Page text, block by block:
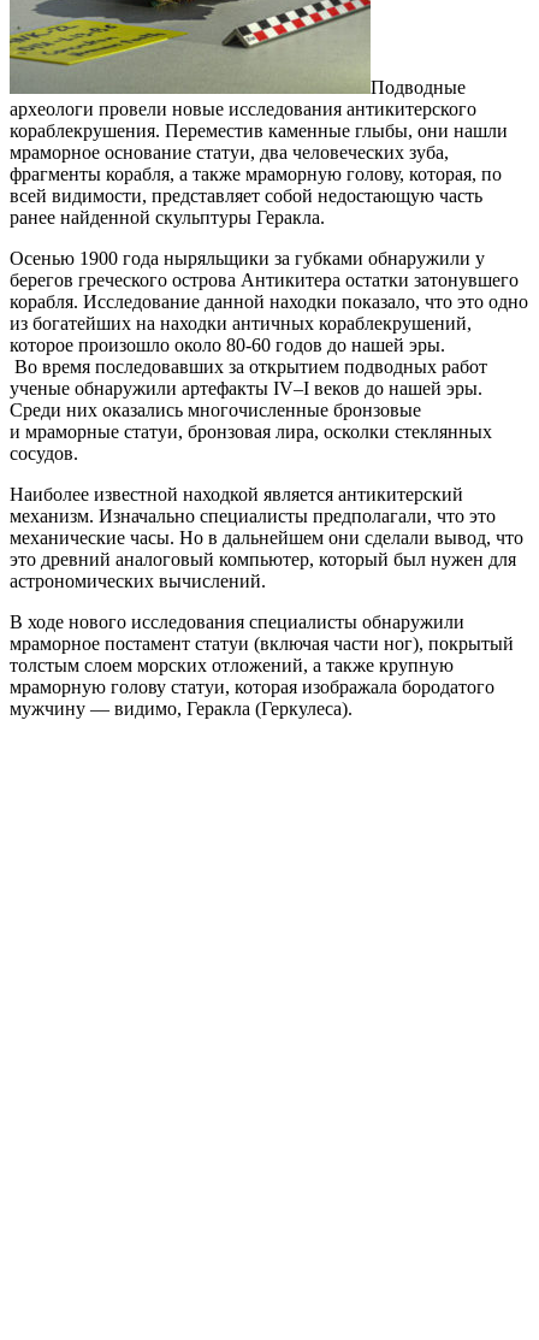
Подводные
археологи провели новые исследования антикитерского
кораблекрушения. Переместив каменные глыбы, они нашли
мраморное основание статуи, два человеческих зуба,
фрагменты корабля, а также мраморную голову, которая, по
всей видимости, представляет собой недостающую часть
ранее найденной скульптуры Геракла.
Осенью 1900 года ныряльщики за губками обнаружили у
берегов греческого острова Антикитера остатки затонувшего
корабля. Исследование данной находки показало, что это одно
из богатейших на находки античных кораблекрушений,
которое произошло около 80-60 годов до нашей эры.
Во время последовавших за открытием подводных работ
ученые обнаружили артефакты IV–I веков до нашей эры.
Среди них оказались многочисленные бронзовые
и мраморные статуи, бронзовая лира, осколки стеклянных
сосудов.
Наиболее известной находкой является антикитерский
механизм. Изначально специалисты предполагали, что это
механические часы. Но в дальнейшем они сделали вывод, что
это древний аналоговый компьютер, который был нужен для
астрономических вычислений.
В ходе нового исследования специалисты обнаружили
мраморное постамент статуи (включая части ног), покрытый
толстым слоем морских отложений, а также крупную
мраморную голову статуи, которая изображала бородатого
мужчину — видимо, Геракла (Геркулеса).